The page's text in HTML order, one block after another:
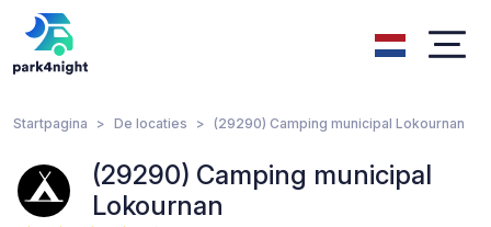
Startpagina De locaties (29290) Camping municipal Lokournan
(29290) Camping municipal
Lokournan